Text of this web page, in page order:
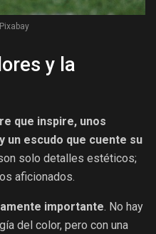
y la
que inspire, unos
un escudo que cuente su
solo detalles estéticos;
aficionados.
importante. No hay
del color, pero con una